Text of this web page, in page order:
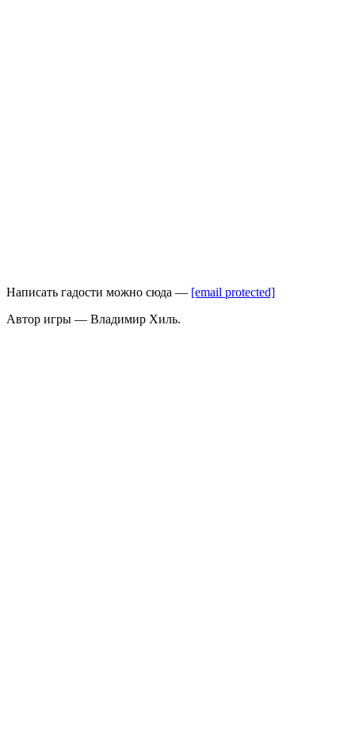
Написать гадости можно сюда — [email protected]
Автор игры — Владимир Хиль.